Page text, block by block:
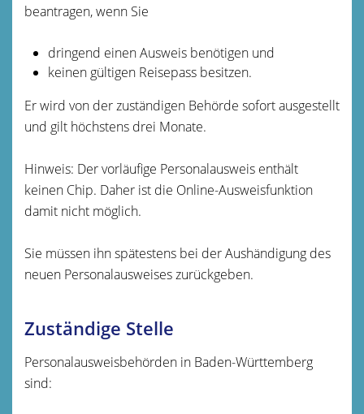
beantragen, wenn Sie
dringend einen Ausweis benötigen und
keinen gültigen Reisepass besitzen.
Er wird von der zuständigen Behörde sofort ausgestellt
und gilt höchstens drei Monate.
Hinweis: Der vorläufige Personalausweis enthält
keinen Chip. Daher ist die Online-Ausweisfunktion
damit nicht möglich.
Sie müssen ihn spätestens bei der Aushändigung des
neuen Personalausweises zurückgeben.
Zuständige Stelle
Personalausweisbehörden in Baden-Württemberg
sind: